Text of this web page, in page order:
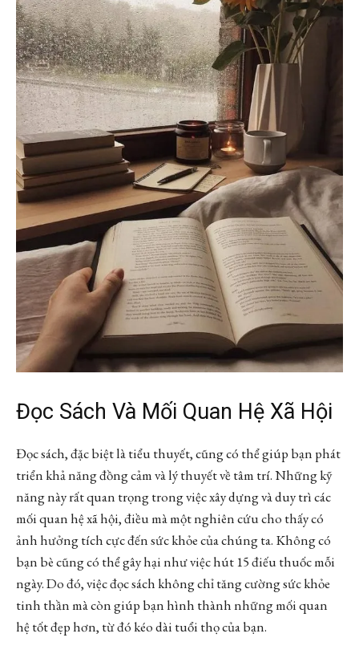
Đọc Sách Và Mối Quan Hệ Xã Hội
Đọc sách, đặc biệt là tiểu thuyết, cũng có thể giúp bạn phát
triển khả năng đồng cảm và lý thuyết về tâm trí. Những kỹ
năng này rất quan trọng trong việc xây dựng và duy trì các
mối quan hệ xã hội, điều mà một nghiên cứu cho thấy có
ảnh hưởng tích cực đến sức khỏe của chúng ta. Không có
bạn bè cũng có thể gây hại như việc hút 15 điếu thuốc mỗi
ngày. Do đó, việc đọc sách không chỉ tăng cường sức khỏe
tinh thần mà còn giúp bạn hình thành những mối quan
hệ tốt đẹp hơn, từ đó kéo dài tuổi thọ của bạn.